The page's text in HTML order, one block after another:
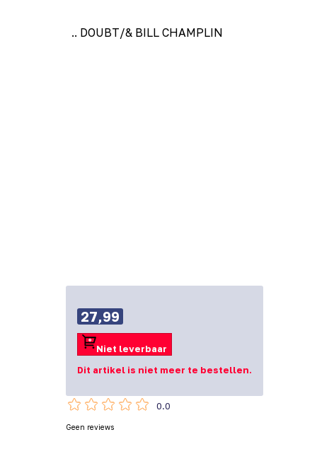
.. DOUBT/& BILL CHAMPLIN
27,99
Niet leverbaar
Dit artikel is niet meer te bestellen.
0.0
Geen reviews